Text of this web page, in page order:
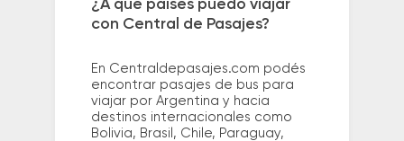
¿A qué países puedo viajar
con Central de Pasajes?
En Centraldepasajes.com podés
encontrar pasajes de bus para
viajar por Argentina y hacia
destinos internacionales como
Bolivia, Brasil, Chile, Paraguay,